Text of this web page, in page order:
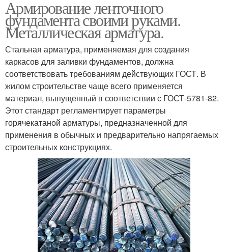
Армирование ленточного
фундамента своими руками.
Металлическая арматура.
Стальная арматура, применяемая для создания
каркасов для заливки фундаментов, должна
соответствовать требованиям действующих ГОСТ. В
жилом строительстве чаще всего применяется
материал, выпущенный в соответствии с ГОСТ-5781-82.
Этот стандарт регламентирует параметры
горячекатаной арматуры, предназначенной для
применения в обычных и предварительно напрягаемых
строительных конструкциях.